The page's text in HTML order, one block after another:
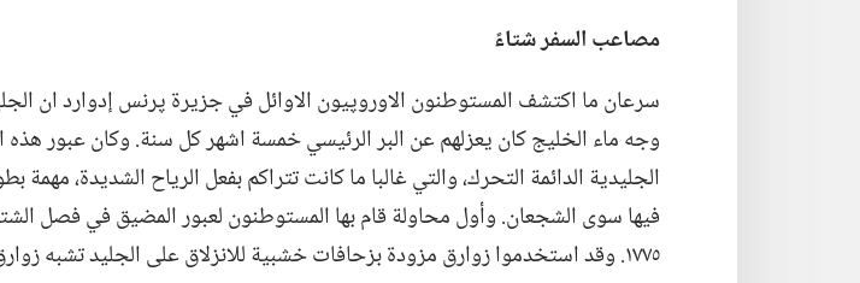
مصاعب السفر شتاءً
سرعان ما اكتشف المستوطنون الاوروپيون الاوائل في جزيرة پرنس إدوارد ان
وجه ماء الخليج كان يعزلهم عن البر الرئيسي خمسة اشهر كل سنة.‏ وكان عبور هذه
الجليدية الدائمة التحرك،‏ والتي غالبا ما كانت تتراكم بفعل الرياح الشديدة،‏ مهمة
فيها سوى الشجعان.‏ وأول محاولة قام بها المستوطنون لعبور المضيق في فصل
١٧٧٥.‏ وقد استخدموا زوارق مزودة بزحافات خشبية للانزلاق على الجليد تشبه